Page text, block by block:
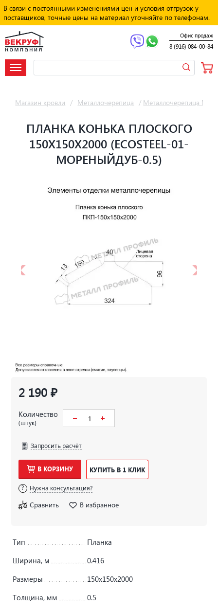
В связи с постоянными изменениями цен и условия отгрузок у
поставщиков, точные цены на материал уточняйте по телефонам.
Офис продаж
8 (916) 084-00-84
Магазин кровли / Металлочерепица / Металлочерепица
ПЛАНКА КОНЬКА ПЛОСКОГО
150Х150Х2000 (ECOSTEEL-01-
МОРЕНЫЙДУБ-0.5)
2 190 ₽
Количество
(штук)
Запросить расчёт
В КОРЗИНУ КУПИТЬ В 1 КЛИК
Нужна консультация?
Сравнить В избранное
Тип
Планка
Ширина, м
0.416
Размеры
150х150х2000
Толщина, мм
0.5